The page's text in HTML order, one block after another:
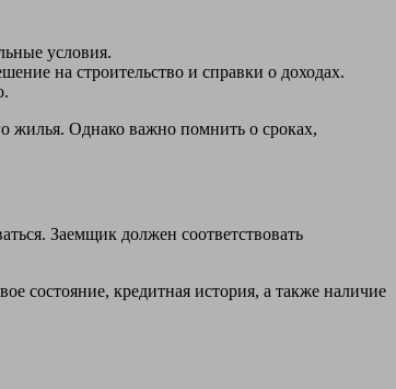
условия.
на строительство и справки о доходах.
жилья. Однако важно помнить о сроках,
Заемщик должен соответствовать
состояние, кредитная история, а также наличие